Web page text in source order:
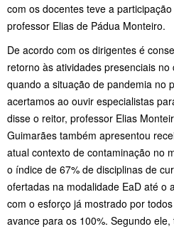
com os docentes teve a
professor Elias de Pádua Monteiro.
De acordo com os dirigentes é
retorno às atividades presenciais
quando a situação de pandemia no
acertamos ao ouvir especialistas
disse o reitor, professor Elias
Guimarães também apresentou
atual contexto de contaminação no
o índice de 67% de disciplinas de
ofertadas na modalidade EaD até o
com o esforço já mostrado por
avance para os 100%. Segundo